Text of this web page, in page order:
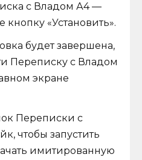
с Владом А4 —
«Установить».
будет завершена,
Переписку с Владом
экране
Переписки с
чтобы запустить
имитированную